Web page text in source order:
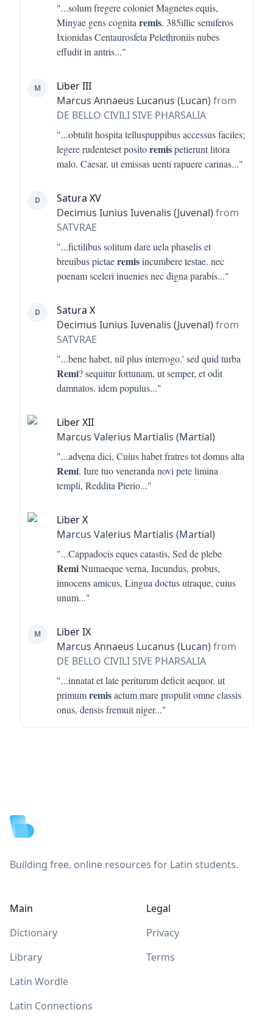
"...solum fregere coloniet Magnetes equis,
Minyae gens cognita remis. 385illic semiferos
Ixionidas Centaurosfeta Pelethroniis nubes
effudit in antris..."
M
Liber III
Marcus Annaeus Lucanus (Lucan)from
DE BELLO CIVILI SIVE PHARSALIA
"...obtulit hospita telluspuppibus accessus faciles;
legere rudenteset positoremispetierunt litora
malo. Caesar, ut emissas uenti rapuere carinas..."
D
Satura XV
Decimus Iunius Iuvenalis (Juvenal)from
SATVRAE
"...fictilibus solitum dare uela phaselis et
breuibus pictaeremisincumbere testae. nec
poenam sceleri inuenies nec digna parabis..."
D
Satura X
Decimus Iunius Iuvenalis (Juvenal)from
SATVRAE
"...bene habet, nil plus interrogo.' sed quid turba
Remi? sequitur fortunam, ut semper, et odit
damnatos. idem populus..."
Liber XII
Marcus Valerius Martialis (Martial)
"...advena dici, Cuius habet fratres tot domus alta
Remi. Iure tuo veneranda novi pete limina
templi, Reddita Pierio..."
Liber X
Marcus Valerius Martialis (Martial)
"...Cappadocis eques catastis, Sed de plebe
RemiNumaeque verna, Iucundus, probus,
innocens amicus, Lingua doctus utraque, cuius
unum..."
M
Liber IX
Marcus Annaeus Lucanus (Lucan)from
DE BELLO CIVILI SIVE PHARSALIA
"...innatat et late periturum deficit aequor. ut
primumremisactum mare propulit omne classis
onus, densis fremuit niger..."
Building free, online resources for Latin students.
Main
Dictionary
Library
Latin Wordle
Latin Connections
Legal
Privacy
Terms